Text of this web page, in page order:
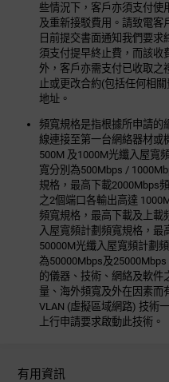
些情況下，客戶亦須支付使
及重新接駁費用。請致電客
日前提交書面通知我們要求
須支付提早終止費，而該收
外，客戶亦需支付已收取之
止或更改合約(包括任何相
地址。
頻寬規格是指根據所申請的
線連接至第一台網絡器材或
500M 及1000M光纖入屋寬
寬分別為500Mbps /
規格，最高下載2000Mbps
之2個端口各輸出高達
頻寬規格，最高下載及上載
入屋寬頻計劃頻寬規格，最
50000M光纖入屋寬頻計劃
為50000Mbps及
的儀器、技術、網絡及軟件
量、海外頻寬及外在因素而
VLAN (虛擬區域網路) 技術
上行申請要求啟動此技術。
有用資訊